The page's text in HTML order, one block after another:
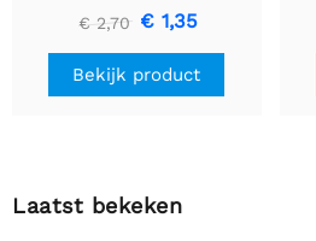
- Klein 12 mm x 40 mm
€ 2,70 € 1,35
Bekijk product
Laatst bekeken